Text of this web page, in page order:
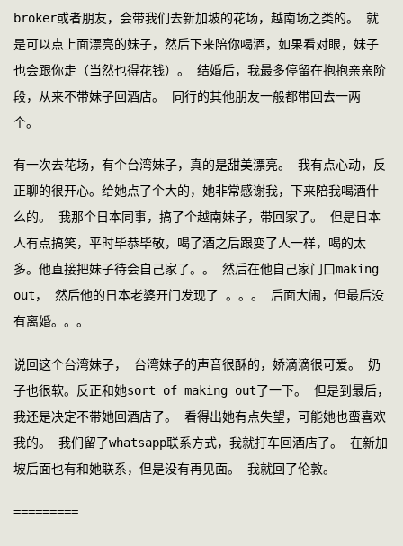
broker或者朋友，会带我们去新加坡的花场，越南场之类的。 就
是可以点上面漂亮的妹子，然后下来陪你喝酒，如果看对眼，妹子
也会跟你走（当然也得花钱）。 结婚后，我最多停留在抱抱亲亲阶
段，从来不带妹子回酒店。 同行的其他朋友一般都带回去一两
个。
有一次去花场，有个台湾妹子，真的是甜美漂亮。 我有点心动，反
正聊的很开心。给她点了个大的，她非常感谢我，下来陪我喝酒什
么的。 我那个日本同事，搞了个越南妹子，带回家了。 但是日本
人有点搞笑，平时毕恭毕敬，喝了酒之后跟变了人一样，喝的太
多。他直接把妹子待会自己家了。。 然后在他自己家门口making
out， 然后他的日本老婆开门发现了 。。。 后面大闹，但最后没
有离婚。。。
说回这个台湾妹子， 台湾妹子的声音很酥的，娇滴滴很可爱。 奶
子也很软。反正和她sort of making out了一下。 但是到最后，
我还是决定不带她回酒店了。 看得出她有点失望，可能她也蛮喜欢
我的。 我们留了whatsapp联系方式，我就打车回酒店了。 在新加
坡后面也有和她联系，但是没有再见面。 我就回了伦敦。
=========